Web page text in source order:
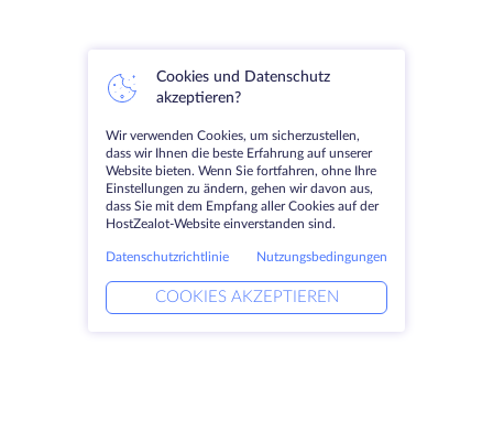
Cookies und Datenschutz
akzeptieren?
Wir verwenden Cookies, um sicherzustellen,
dass wir Ihnen die beste Erfahrung auf unserer
Website bieten. Wenn Sie fortfahren, ohne Ihre
Einstellungen zu ändern, gehen wir davon aus,
dass Sie mit dem Empfang aller Cookies auf der
HostZealot-Website einverstanden sind.
Datenschutzrichtlinie Nutzungsbedingungen
COOKIES AKZEPTIEREN